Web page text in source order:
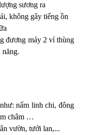
sương ra
không gây tiếng ồn
đương máy 2 vỉ thùng
năng.
nấm linh chi, đông
châm …
vườn, tưới lan,...